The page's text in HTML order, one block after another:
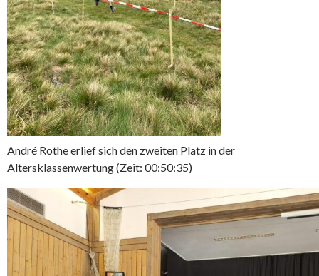
André Rothe erlief sich den zweiten Platz in der
Altersklassenwertung (Zeit: 00:50:35)